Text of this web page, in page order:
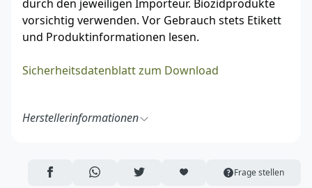
durch den jeweiligen Importeur. Biozidprodukte
vorsichtig verwenden. Vor Gebrauch stets Etikett
und Produktinformationen lesen.
Sicherheitsdatenblatt zum Download
Herstellerinformationen
24963 Tarp
Deutschland
AUF FACEBOOK TEILEN
ÜBER WHATSAPP TEILEN
AUF TWITTER TEILENARTIKEL AUF DIE MERKLISTE
Frage stellen